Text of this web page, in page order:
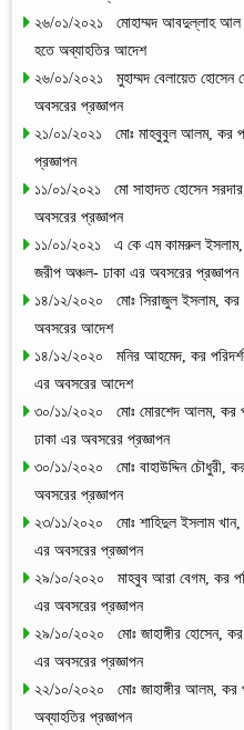
২৬/০১/২০২১ মোহাম্মদ আবদুল্লাহ আল
হতে অব্যাহতির আদেশ
২৬/০১/২০২১ মুহাম্মদ বেলায়েত হোসেন
অবসরের প্রজ্ঞাপন
২১/০১/২০২১ মোঃ মাহবুবুল আলম, কর
প্রজ্ঞাপন
১১/০১/২০২১ মো সাহাদত হোসেন
অবসরের প্রজ্ঞাপন
১১/০১/২০২১ এ কে এম কামরুল ইসলাম,
জরীপ অঞ্চল- ঢাকা এর অবসরের প্রজ্ঞাপন
১৪/১২/২০২০ মোঃ সিরাজুল ইসলাম, কর
অবসরের আদেশ
১৪/১২/২০২০ মনির আহমেদ, কর
এর অবসরের আদেশ
৩০/১১/২০২০ মোঃ মোরশেদ আলম, কর
ঢাকা এর অবসরের প্রজ্ঞাপন
৩০/১১/২০২০ মোঃ বাহাউদ্দিন চৌধুরী,
অবসরের প্রজ্ঞাপন
২৩/১১/২০২০ মোঃ শাহিদুল ইসলাম খান,
এর অবসরের প্রজ্ঞাপন
২৯/১০/২০২০ মাহবুব আরা বেগম, কর
এর অবসরের প্রজ্ঞাপন
২৯/১০/২০২০ মোঃ জাহাঙ্গীর হোসেন, কর
এর অবসরের প্রজ্ঞাপন
২২/১০/২০২০ মোঃ জাহাঙ্গীর আলম, কর
অব্যাহতির প্রজ্ঞাপন